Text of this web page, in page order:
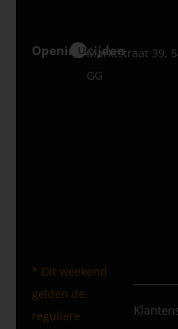
Openingstijden
Uden
Marktstraat 39,
GG
* Dit weekend
gelden de
reguliere